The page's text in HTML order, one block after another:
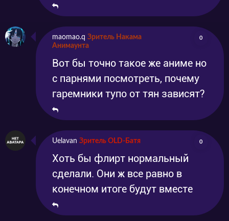
maomao.q Зритель Накама
Анимаунта
0
Вот бы точно такое же аниме но
с парнями посмотреть, почему
гаремники тупо от тян зависят?
Uelavan Зритель OLD-Батя 0
Хоть бы флирт нормальный
сделали. Они ж все равно в
конечном итоге будут вместе